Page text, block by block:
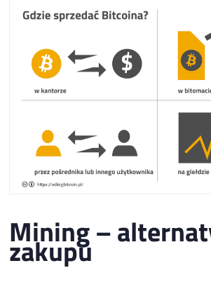
Mining –
zakupu